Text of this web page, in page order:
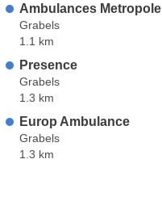
Ambulances Metropole
Grabels
1.1 km
Presence
Grabels
1.3 km
Europ Ambulance
Grabels
1.3 km